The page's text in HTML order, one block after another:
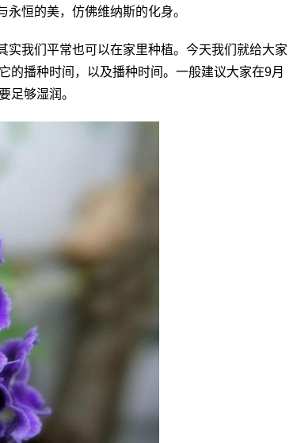
恒的美，仿佛维纳斯的化身。
我们平常也可以在家里种植。今天我们就给大家
的播种时间，以及播种时间。一般建议大家在9月
足够湿润。